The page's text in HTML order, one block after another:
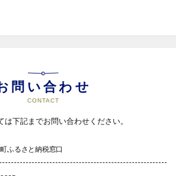
問い合わせ
CONTACT
下記までお問い合わせください。
ふるさと納税窓口